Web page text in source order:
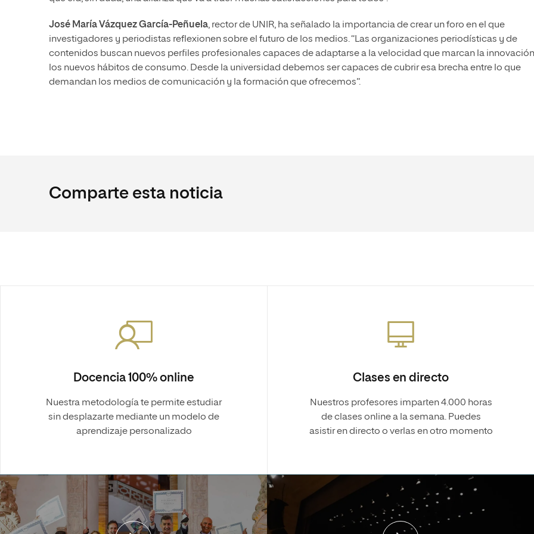
José María Vázquez García-Peñuela, rector de UNIR, ha señalado la importancia de crear un foro en el que
investigadores y periodistas reflexionen sobre el futuro de los medios. “Las organizaciones periodísticas y de
contenidos buscan nuevos perfiles profesionales capaces de adaptarse a la velocidad que marcan la
los nuevos hábitos de consumo. Desde la universidad debemos ser capaces de cubrir esa brecha entre lo que
demandan los medios de comunicación y la formación que ofrecemos”.
Comparte esta noticia
Docencia 100% online
Nuestra metodología te permite estudiar
sin desplazarte mediante un modelo de
aprendizaje personalizado
Clases en directo
Nuestros profesores imparten 4.000 horas
de clases online a la semana. Puedes
asistir en directo o verlas en otro momento